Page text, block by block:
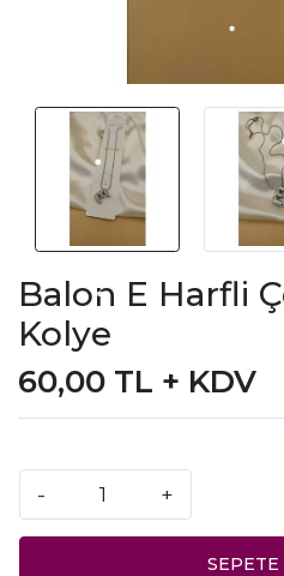
Balon E Harfli
Kolye
60,00 TL + KDV
- +
SEPETE